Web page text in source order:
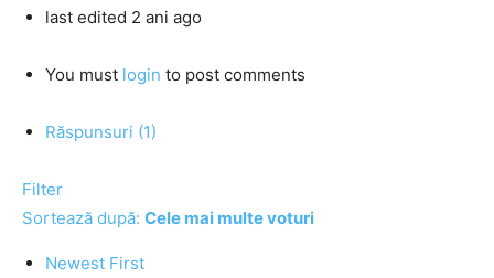
last edited 2 ani ago
You must login to post comments
Răspunsuri (1)
Filter
Sortează după: Cele mai multe voturi
Newest First